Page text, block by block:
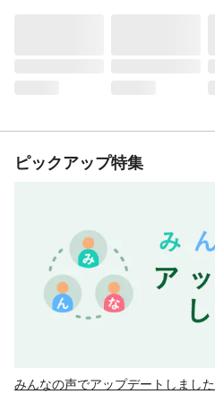
ピックアップ特集
みんなの声でアップデートしました